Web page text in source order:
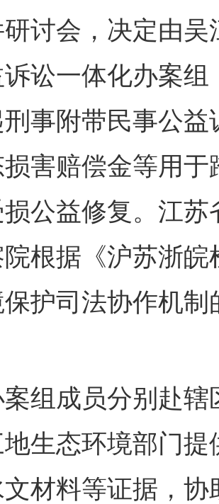
讨会，决定由
讼一体化办案
刑事附带民事公
害赔偿金等用
公益修复。江
根据《沪苏浙
护司法协作机
成员分别赴辖
生态环境部门
材料等证据，